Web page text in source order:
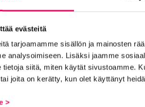
evästeitä
tarjoamamme sisällön ja mainosten
analysoimiseen. Lisäksi jaamme
tietoja siitä, miten käytät sivustoamme.
joita on kerätty, kun olet käyttänyt
>
työntekijöiden tärkeys
luodaan mahdollisuuksia.
ajattelu voimavarana.
työvoiman osalta.
Miten veto- ja pitovoimasta
voidaan tukea?